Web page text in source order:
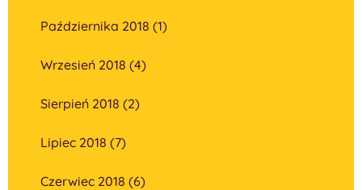
Października 2018 (1)
Wrzesień 2018 (4)
Sierpień 2018 (2)
Lipiec 2018 (7)
Czerwiec 2018 (6)